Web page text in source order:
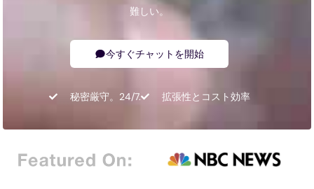
難しい。
今すぐチャットを開始
秘密厳守。24/7. 拡張性とコスト効率